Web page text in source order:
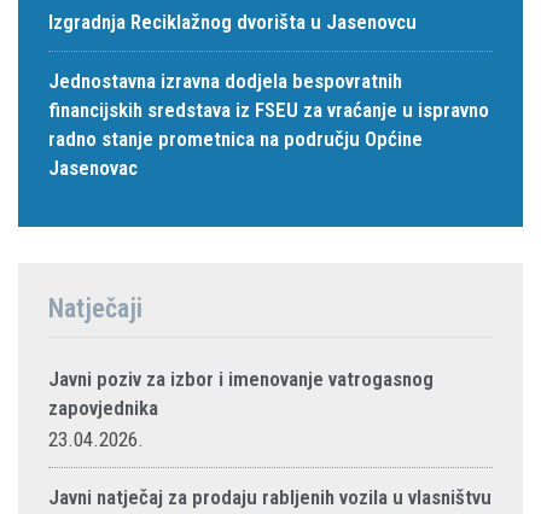
Izgradnja Reciklažnog dvorišta u Jasenovcu
Jednostavna izravna dodjela bespovratnih
financijskih sredstava iz FSEU za vraćanje u ispravno
radno stanje prometnica na području Općine
Jasenovac
Natječaji
Javni poziv za izbor i imenovanje vatrogasnog
zapovjednika
23.04.2026.
Javni natječaj za prodaju rabljenih vozila u vlasništvu